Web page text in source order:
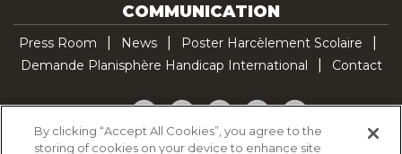
COMMUNICATION
Press Room News
Poster Harcèlement Scolaire
Demande Planisphère Handicap International
Contact
Facebook
TwitterYouTubePinterestTikTok
By clicking “Accept All Cookies”, you agree to the
storing of cookies on your device to enhance site